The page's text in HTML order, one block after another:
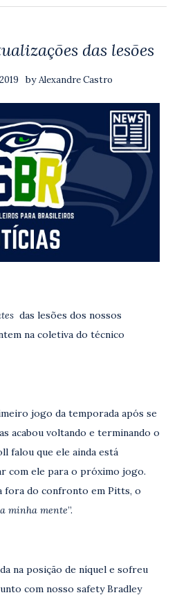
das lesões
byAlexandre Castro
das lesões dos nossos
na coletiva do técnico
jogo da temporada após se
acabou voltando e terminando o
falou que ele ainda está
com ele para o próximo jogo.
fora do confronto em Pitts, o
minha mente”.
na posição de níquel e sofreu
com nosso safety Bradley